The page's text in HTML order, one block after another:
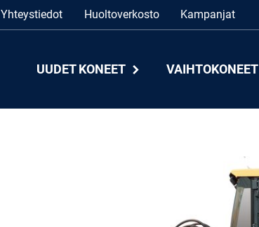
Yhteystiedot Huoltoverkosto Kampanjat
UUDET KONEET VAIHTOKONEET